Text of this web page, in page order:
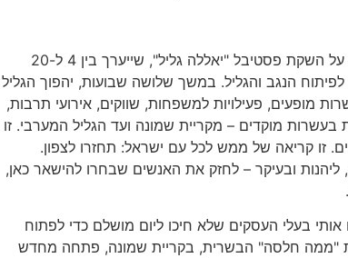
לכן כל כך שמחתי לשמוע על השקת פסטיבל "יאללה גליל", שייערך בין 4 ל-20
הנגב והגליל. במשך שלושה שבועות, יהפוך הגליל
מופעים, פעילויות למשפחות, שווקים, אירועי תרבות,
בעשרות מוקדים – מקריית שמונה ועד הגליל המערבי. זו
זו קריאה של ממש לכל עם ישראל: תחזרו לצפון.
ליהנות ובעיקר – לחזק את האנשים שבחרו להישאר כאן,
בעלי העסקים שלא חיכו ליום מושלם כדי לפתוח
חלסה" הבשרית, בקריית שמונה, פתחה מחדש